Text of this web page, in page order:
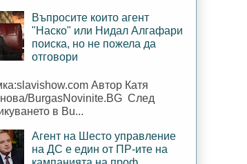
Въпросите които агент
"Наско" или Нидал Алгафари
поиска, но не пожела да
отговори
Автор Катя
BurgasNovinite.BG След
в Bu...
Агент на Шесто управление
на ДС е един от ПР-ите на